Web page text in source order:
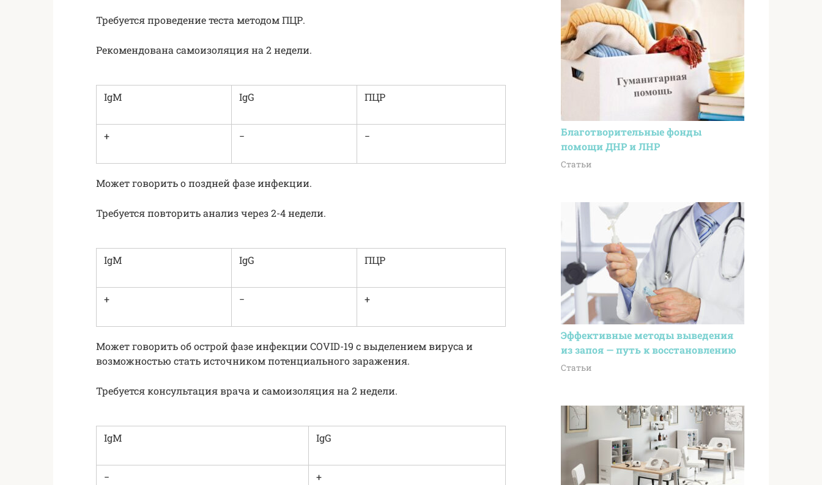
Требуется проведение теста методом ПЦР.
Рекомендована самоизоляция на 2 недели.
IgM IgG ПЦР
+ − −
Может говорить о поздней фазе инфекции.
Требуется повторить анализ через 2-4 недели.
IgM IgG ПЦР
+ − +
Может говорить об острой фазе инфекции COVID-19 с выделением вируса и
возможностью стать источником потенциального заражения.
Требуется консультация врача и самоизоляция на 2 недели.
IgM IgG
− +
Благотворительные фонды
помощи ДНР и ЛНР
Статьи
Эффективные методы выведения
из запоя — путь к восстановлению
Статьи